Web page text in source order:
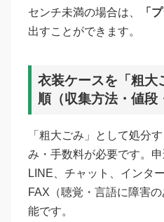
センチ未満の場合は、
「
出すことができます。
衣装ケースを「粗大
順（収集方法・値段
「粗大ごみ」として処分
み・手数料が必要です。
LINE、チャット、インタ
FAX（聴覚・言語に障害
能です。